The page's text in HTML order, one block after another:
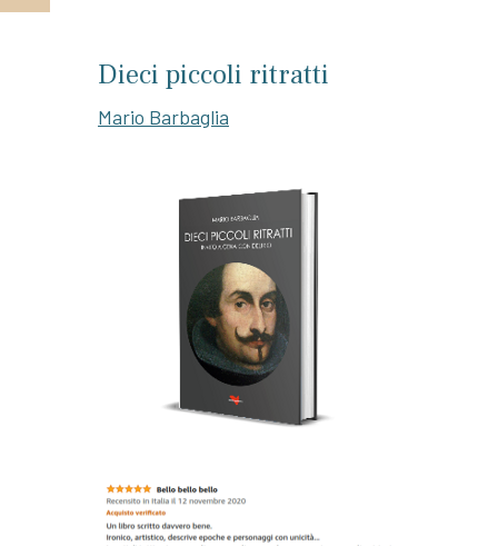
Dieci piccoli ritratti
Mario Barbaglia